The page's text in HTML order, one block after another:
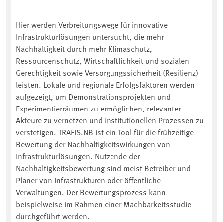
Hier werden Verbreitungswege für innovative
Infrastrukturlösungen untersucht, die mehr
Nachhaltigkeit durch mehr Klimaschutz,
Ressourcenschutz, Wirtschaftlichkeit und sozialen
Gerechtigkeit sowie Versorgungssicherheit (Resilienz)
leisten. Lokale und regionale Erfolgsfaktoren werden
aufgezeigt, um Demonstrationsprojekten und
Experimentierräumen zu ermöglichen, relevanter
Akteure zu vernetzen und institutionellen Prozessen zu
verstetigen. TRAFIS.NB ist ein Tool für die frühzeitige
Bewertung der Nachhaltigkeitswirkungen von
Infrastrukturlösungen. Nutzende der
Nachhaltigkeitsbewertung sind meist Betreiber und
Planer von Infrastrukturen oder öffentliche
Verwaltungen. Der Bewertungsprozess kann
beispielweise im Rahmen einer Machbarkeitsstudie
durchgeführt werden.